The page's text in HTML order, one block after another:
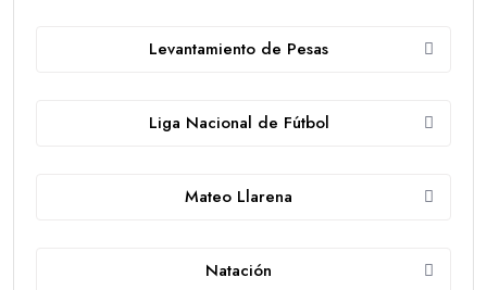
Levantamiento de Pesas
Liga Nacional de Fútbol
Mateo Llarena
Natación